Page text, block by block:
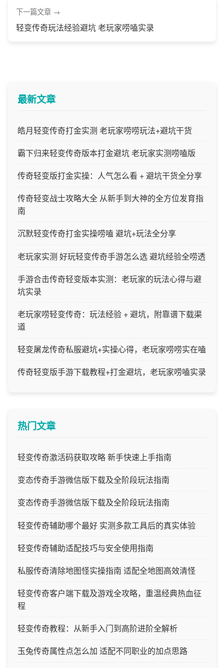
下一篇文章
轻变传奇玩法经验避坑 老玩家唠嗑实录
最新文章
皓月轻变传奇打金实测 老玩家唠唠玩法+避坑干货
霸下归来轻变传奇版本打金避坑 老玩家实测唠嗑版
传奇轻变版打金实操：人气怎么看 + 避坑干货全分享
传奇轻变战士攻略大全 从新手到大神的全方位发育指
南
沉默轻变传奇打金实操唠嗑 避坑+玩法全分享
老玩家实测 好玩轻变传奇手游怎么选 避坑经验全唠透
手游合击传奇轻变版本实测：老玩家的玩法心得与避
坑实录
老玩家唠轻变传奇：玩法经验 + 避坑，附靠谱下载渠
道
轻变屠龙传奇私服避坑+实操心得，老玩家唠唠实在嗑
传奇轻变版手游下载教程+打金避坑，老玩家唠嗑实录
热门文章
轻变传奇激活码获取攻略 新手快速上手指南
变态传奇手游微信版下载及全阶段玩法指南
变态传奇手游微信版下载及全阶段玩法指南
轻变传奇辅助哪个最好 实测多款工具后的真实体验
轻变传奇辅助适配技巧与安全使用指南
私服传奇清除地图怪实操指南 适配全地图高效清怪
轻变传奇客户端下载及游戏全攻略，重温经典热血征
程
轻变传奇教程：从新手入门到高阶进阶全解析
玉兔传奇属性点怎么加 适配不同职业的加点思路